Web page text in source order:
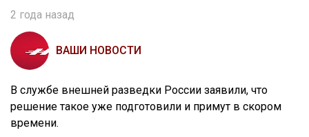
2 года назад
ВАШИ НОВОСТИ
В службе внешней разведки России заявили, что
решение такое уже подготовили и примут в скором
времени.